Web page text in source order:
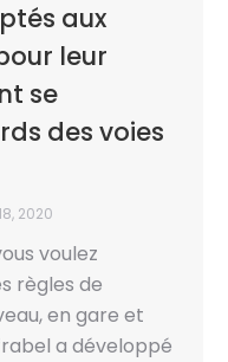
aux
leur
se
des voies
2020
voulez
règles de
en gare et
a développé